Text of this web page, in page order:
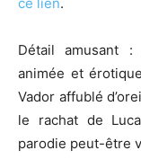
Détail amusant
animée et
Vador affublé
le rachat de
parodie peut-être